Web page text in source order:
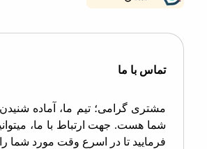
با ما
گرامی؛ تیم ما، آماده شنیدن هرگونه
هست. جهت ارتباط با ما، میتوانید از
تا در اسرع وقت مورد شما را پیگیری